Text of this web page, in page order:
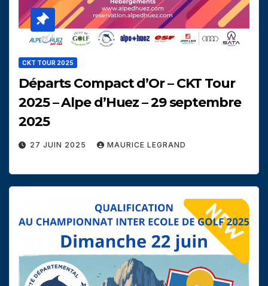
CKT TOUR 2025
Départs Compact d’Or – CKT Tour
2025 – Alpe d’Huez – 29 septembre
2025
27 JUIN 2025 MAURICE LEGRAND